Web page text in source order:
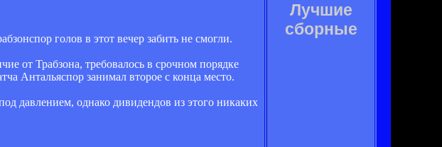
голов в этот вечер забить не смогли.
от Трабзона, требовалось в срочном порядке
Антальяспор занимал второе с конца место.
давлением, однако дивидендов из этого никаких
Лучшие
сборные